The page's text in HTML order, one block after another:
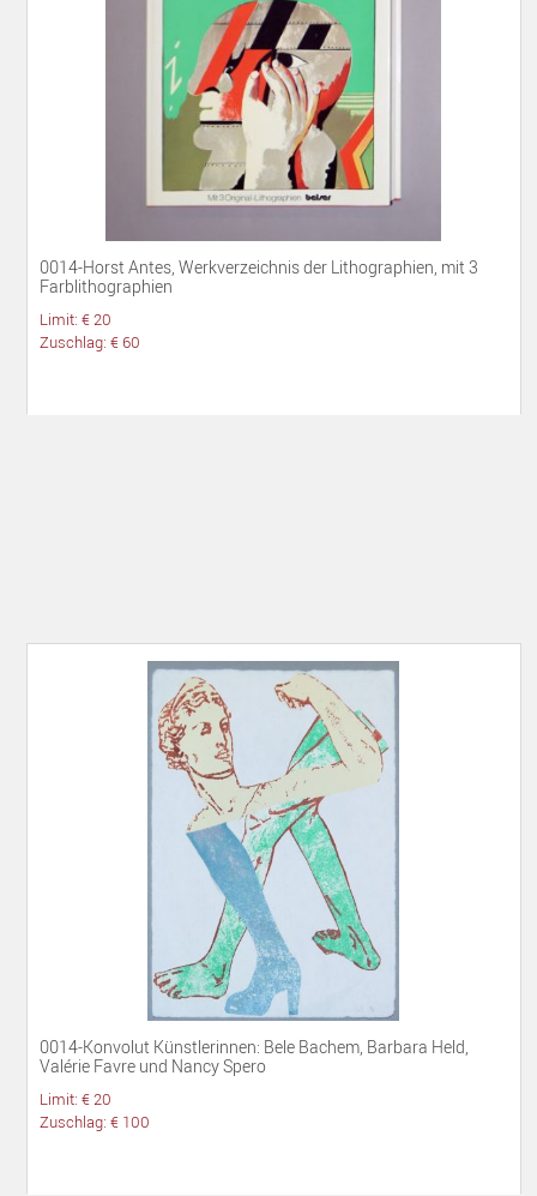
0014-Horst Antes, Werkverzeichnis der Lithographien, mit 3
Farblithographien
Limit: € 20
Zuschlag: € 60
0014-Konvolut Künstlerinnen: Bele Bachem, Barbara Held,
Valérie Favre und Nancy Spero
Limit: € 20
Zuschlag: € 100